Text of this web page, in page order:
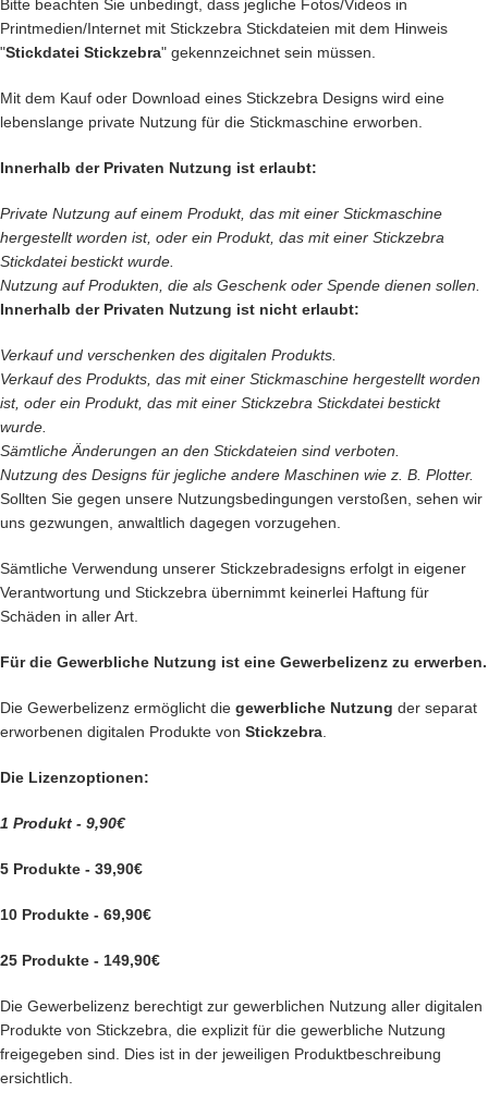
Bitte beachten Sie unbedingt, dass jegliche Fotos/Videos in
Printmedien/Internet mit Stickzebra Stickdateien mit dem Hinweis
"Stickdatei Stickzebra" gekennzeichnet sein müssen.
Mit dem Kauf oder Download eines Stickzebra Designs wird eine
lebenslange private Nutzung für die Stickmaschine erworben.
Innerhalb der Privaten Nutzung ist erlaubt:
Private Nutzung auf einem Produkt, das mit einer Stickmaschine
hergestellt worden ist, oder ein Produkt, das mit einer Stickzebra
Stickdatei bestickt wurde.
Nutzung auf Produkten, die als Geschenk oder Spende dienen sollen.
Innerhalb der Privaten Nutzung ist nicht erlaubt:
Verkauf und verschenken des digitalen Produkts.
Verkauf des Produkts, das mit einer Stickmaschine hergestellt worden
ist, oder ein Produkt, das mit einer Stickzebra Stickdatei bestickt
wurde.
Sämtliche Änderungen an den Stickdateien sind verboten.
Nutzung des Designs für jegliche andere Maschinen wie z. B. Plotter.
Sollten Sie gegen unsere Nutzungsbedingungen verstoßen, sehen wir
uns gezwungen, anwaltlich dagegen vorzugehen.
Sämtliche Verwendung unserer Stickzebradesigns erfolgt in eigener
Verantwortung und Stickzebra übernimmt keinerlei Haftung für
Schäden in aller Art.
Für die Gewerbliche Nutzung ist eine Gewerbelizenz zu erwerben.
Die Gewerbelizenz ermöglicht die gewerbliche Nutzung der separat
erworbenen digitalen Produkte von Stickzebra.
Die Lizenzoptionen:
1 Produkt - 9,90€
5 Produkte - 39,90€
10 Produkte - 69,90€
25 Produkte - 149,90€
Die Gewerbelizenz berechtigt zur gewerblichen Nutzung aller digitalen
Produkte von Stickzebra, die explizit für die gewerbliche Nutzung
freigegeben sind. Dies ist in der jeweiligen Produktbeschreibung
ersichtlich.